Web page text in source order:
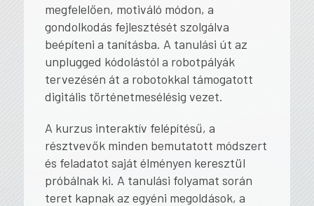
megfelelően, motiváló módon, a
gondolkodás fejlesztését szolgálva
beépíteni a tanításba. A tanulási út az
unplugged kódolástól a robotpályák
tervezésén át a robotokkal támogatott
digitális történetmesélésig vezet.
A kurzus interaktív felépítésű, a
résztvevők minden bemutatott módszert
és feladatot saját élményen keresztül
próbálnak ki. A tanulási folyamat során
teret kapnak az egyéni megoldások, a